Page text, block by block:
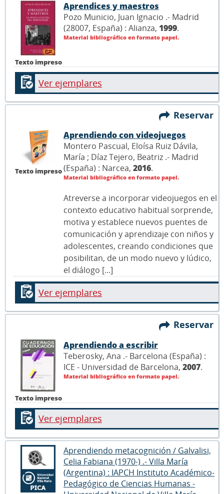
Texto impreso
Aprendices y maestros
Pozo Municio, Juan Ignacio .- Madrid
(28007, España) : Alianza, 1999.
Material bibliográfico en formato papel.
Ver ejemplares
Reservar
Texto impreso
Aprendiendo con videojuegos
Montero Pascual, Eloísa Ruiz Dávila,
María ; Díaz Tejero, Beatriz .- Madrid
(España) : Narcea, 2016.
Material bibliográfico en formato papel.
Atreverse a incorporar videojuegos en el
contexto educativo habitual sorprende,
motiva y establece nuevos puentes de
comunicación y aprendizaje con niños y
adolescentes, creando condiciones que
posibilitan, de un modo nuevo y lúdico,
el diálogo [...]
Ver ejemplares
Reservar
Texto impreso
Aprendiendo a escribir
Teberosky, Ana .- Barcelona (España) :
ICE - Universidad de Barcelona, 2007.
Material bibliográfico en formato papel.
Ver ejemplares
Aprendiendo metacognición / Galvalisi,
Celia Fabiana (1970-) .- Villa María
(Argentina) : IAPCH Instituto Académico-
Pedagógico de Ciencias Humanas -